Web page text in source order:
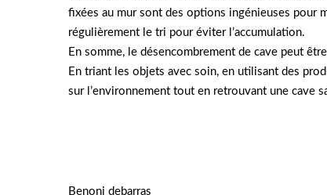
fixées au mur sont des options ingénieuses pour
régulièrement le tri pour éviter l’accumulation.
En somme, le désencombrement de cave peut
En triant les objets avec soin, en utilisant des
sur l’environnement tout en retrouvant une cave
Benoni debarras